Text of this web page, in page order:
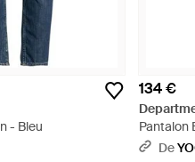
- Bleu
134 €
Pantalon
De